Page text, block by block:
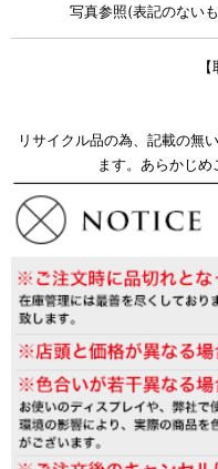
写真参照(表記のない
リサイクル品の為、記載の無
ます。あらかじめ